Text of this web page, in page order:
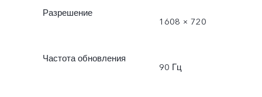
Разрешение
1608 × 720
Частота обновления
90 Гц